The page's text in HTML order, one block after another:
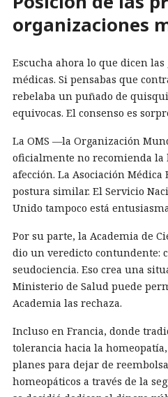
organizaciones
Escucha ahora lo que dicen
médicas. Si pensabas que
rebelaba un puñado de
equivocas. El consenso es
La OMS —la Organización
oficialmente no recomienda
afección. La Asociación
postura similar. El Servicio
Unido tampoco está
Por su parte, la Academia de
dio un veredicto contundente:
seudociencia. Eso crea una
Ministerio de Salud puede
Academia las rechaza.
Incluso en Francia, donde
tolerancia hacia la
planes para dejar de
homeopáticos a través de la